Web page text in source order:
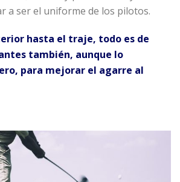
a ser el uniforme de los pilotos.
hasta el traje, todo es de
también, aunque lo
para mejorar el agarre al